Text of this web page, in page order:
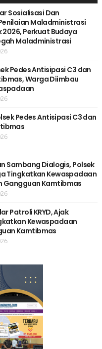
Sosialisasi Dan
Maladministrasi
2026, Perkuat Budaya
Maladministrasi
Pedes Antisipasi C3 dan
Warga Diimbau
Pedes Antisipasi C3 dan
Sambang Dialogis, Polsek
Tingkatkan Kewaspadaan
Gangguan Kamtibmas
Patroli KRYD, Ajak
Kewaspadaan
Kamtibmas